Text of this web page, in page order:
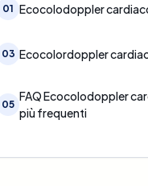
01 Ecocolodoppler
03 Ecocolordoppler
05
FAQ Ecocolodoppler
più frequenti